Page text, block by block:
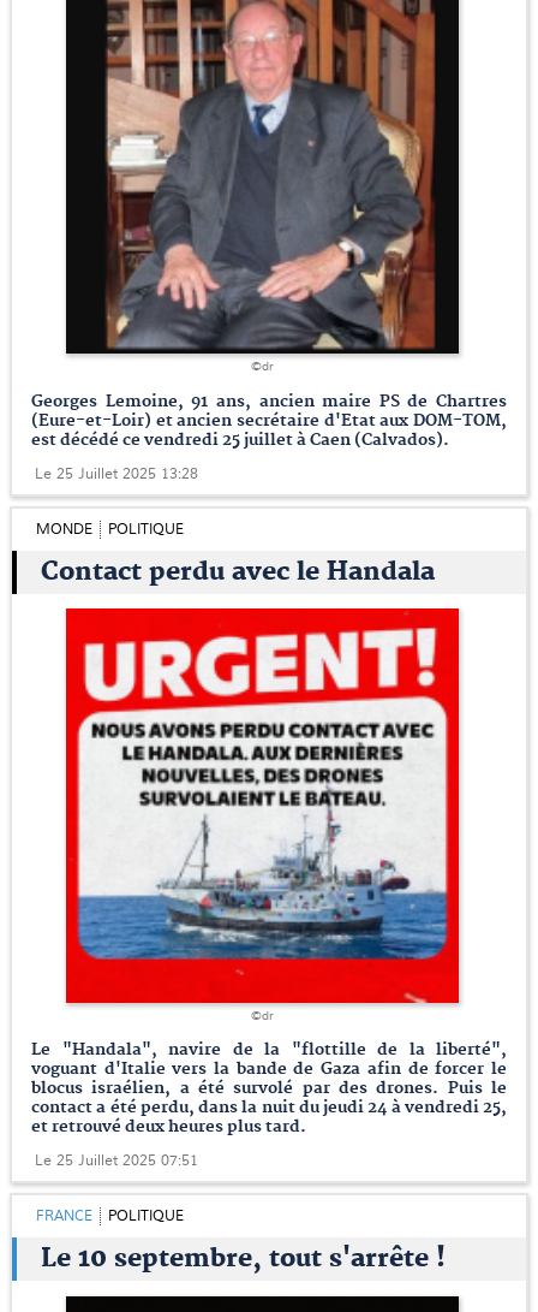
©dr
Georges Lemoine, 91 ans, ancien maire PS de Chartres
(Eure-et-Loir) et ancien secrétaire d'Etat aux DOM-TOM,
est décédé ce vendredi 25 juillet à Caen (Calvados).
Le 25 Juillet 2025 13:28
MONDE POLITIQUE
Contact perdu avec le Handala
©dr
Le "Handala", navire de la "flottille de la liberté",
voguant d'Italie vers la bande de Gaza afin de forcer le
blocus israélien, a été survolé par des drones. Puis le
contact a été perdu, dans la nuit du jeudi 24 à vendredi 25,
et retrouvé deux heures plus tard.
Le 25 Juillet 2025 07:51
FRANCE POLITIQUE
Le 10 septembre, tout s'arrête !